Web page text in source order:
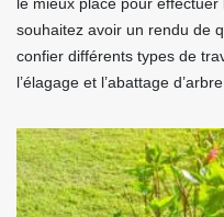
souhaitez avoir un rendu de
confier différents types de
l’élagage et l’abattage d’arbre.